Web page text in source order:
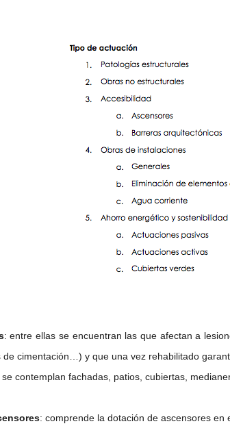
: entre ellas se encuentran las que afectan a
de cimentación…) y que una vez rehabilitado
se contemplan fachadas, patios, cubiertas,
: comprende la dotación de ascensores en